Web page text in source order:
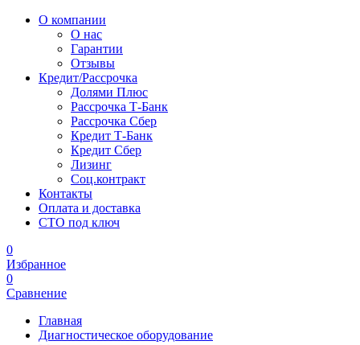
О компании
О нас
Гарантии
Отзывы
Кредит/Рассрочка
Долями Плюс
Рассрочка Т-Банк
Рассрочка Сбер
Кредит Т-Банк
Кредит Сбер
Лизинг
Соц.контракт
Контакты
Оплата и доставка
СТО под ключ
0
Избранное
0
Сравнение
Главная
Диагностическое оборудование